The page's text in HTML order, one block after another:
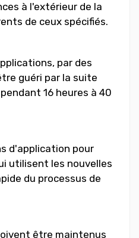
à l'extérieur de la
de ceux spécifiés.
par des
guéri par la suite
16 heures à 40
d'application pour
utilisent les nouvelles
du processus de
être maintenus